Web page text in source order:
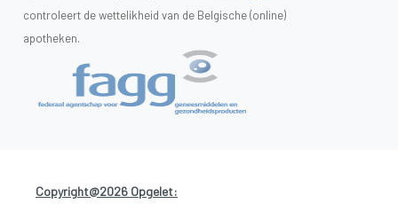
controleert de wettelikheid van de Belgische (online)
apotheken.
Copyright@2026 Opgelet: